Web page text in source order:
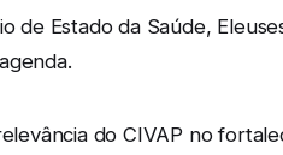
Estado da Saúde,
do CIVAP no